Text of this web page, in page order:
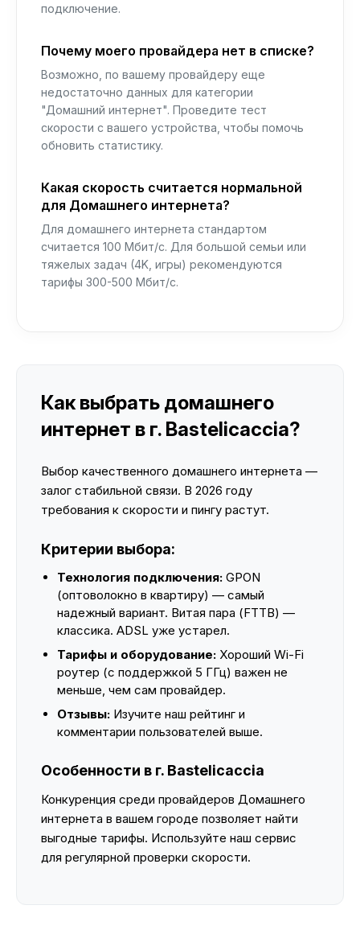
подключение.
Почему моего провайдера нет в списке?
Возможно, по вашему провайдеру еще
недостаточно данных для категории
"Домашний интернет". Проведите тест
скорости с вашего устройства, чтобы помочь
обновить статистику.
Какая скорость считается нормальной
для Домашнего интернета?
Для домашнего интернета стандартом
считается 100 Мбит/с. Для большой семьи или
тяжелых задач (4K, игры) рекомендуются
тарифы 300-500 Мбит/с.
Как выбрать домашнего
интернет в г. Bastelicaccia?
Выбор качественного домашнего интернета —
залог стабильной связи. В 2026 году
требования к скорости и пингу растут.
Критерии выбора:
Технология подключения: GPON
(оптоволокно в квартиру) — самый
надежный вариант. Витая пара (FTTB) —
классика. ADSL уже устарел.
Тарифы и оборудование: Хороший Wi-Fi
роутер (с поддержкой 5 ГГц) важен не
меньше, чем сам провайдер.
Отзывы: Изучите наш рейтинг и
комментарии пользователей выше.
Особенности в г. Bastelicaccia
Конкуренция среди провайдеров Домашнего
интернета в вашем городе позволяет найти
выгодные тарифы. Используйте наш сервис
для регулярной проверки скорости.